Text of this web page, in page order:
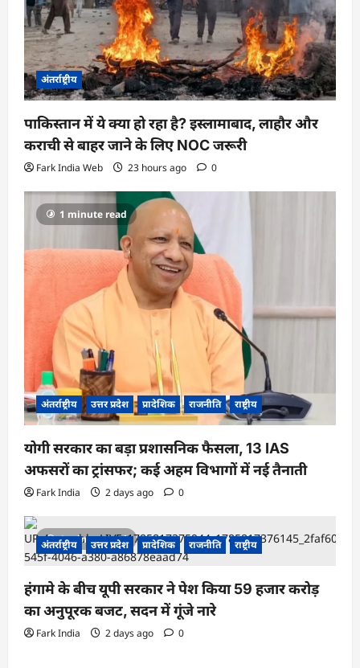
i
o
n
अंतर्राष्ट्रीय
पाकिस्तान में ये क्या हो रहा है? इस्लामाबाद, लाहौर और
कराची से बाहर जाने के लिए NOC जरूरी
Fark India Web 23 hours ago 0
1 minute read
अंतर्राष्ट्रीय उत्तर प्रदेश प्रादेशिक राजनीति राष्ट्रीय
योगी सरकार का बड़ा प्रशासनिक फैसला, 13 IAS
अफसरों का ट्रांसफर; कई अहम विभागों में नई तैनाती
Fark India 2 days ago 0
1 minute read
अंतर्राष्ट्रीय उत्तर प्रदेश प्रादेशिक राजनीति राष्ट्रीय
हंगामे के बीच यूपी सरकार ने पेश किया 59 हजार करोड़
का अनुपूरक बजट, सदन में गूंजे नारे
Fark India 2 days ago 0